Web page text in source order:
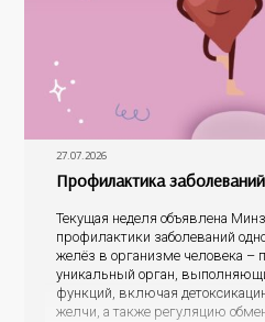
27.07.2026
Профилактика
Текущая неделя объявлена
профилактики заболеваний
желёз в организме человека –
уникальный орган,
функций, включая
желчи, а также регуляцию